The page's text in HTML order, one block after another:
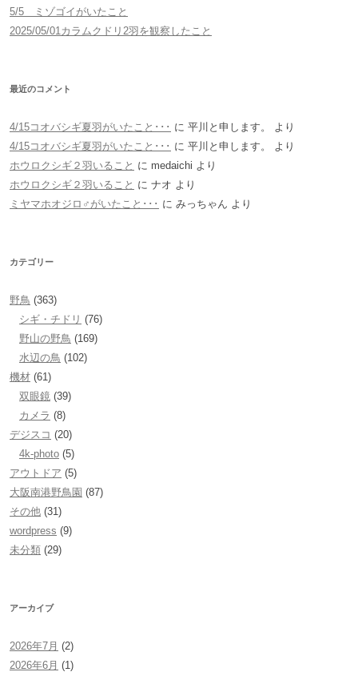
5/5 ミゾゴイがいたこと
2025/05/01カラムクドリ2羽を観察したこと
最近のコメント
4/15コオバシギ夏羽がいたこと･･･ に 平川と申します。
より
4/15コオバシギ夏羽がいたこと･･･ に 平川と申します。
より
ホウロクシギ２羽いること に medaichi より
ホウロクシギ２羽いること に ナオ より
ミヤマホオジロ♂がいたこと･･･ に みっちゃん より
カテゴリー
野鳥 (363)
シギ・チドリ (76)
野山の野鳥 (169)
水辺の鳥 (102)
機材 (61)
双眼鏡 (39)
カメラ (8)
デジスコ (20)
4k-photo (5)
アウトドア (5)
大阪南港野鳥園 (87)
その他 (31)
wordpress (9)
未分類 (29)
アーカイブ
2026年7月 (2)
2026年6月 (1)